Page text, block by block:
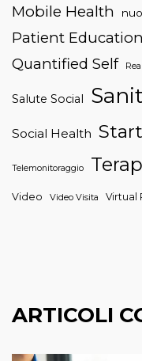
Mobile Health
Patient Education
Quantified Self
Salute Social
Social Health
Telemonitoraggio
Video Video Visita Virtual
ARTICOLI